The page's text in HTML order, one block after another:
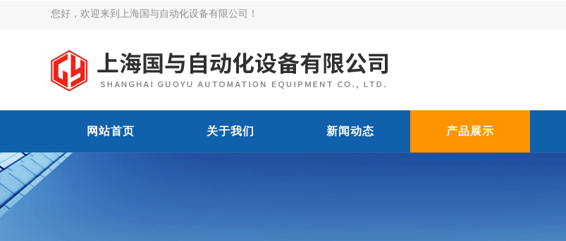
您好，欢迎来到上海国与自动化设备有限公司！
网站首页 关于我们 新闻动态 产品展示